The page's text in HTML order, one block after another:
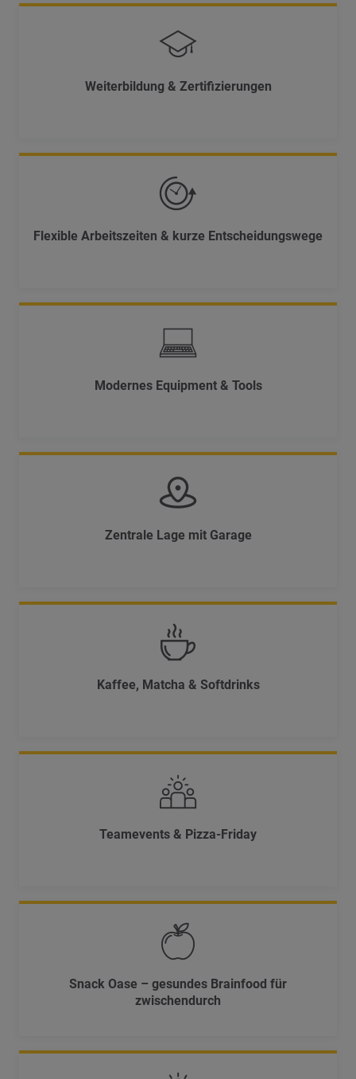
Weiterbildung & Zertifizierungen
Flexible Arbeitszeiten & kurze Entscheidungswege
Modernes Equipment & Tools
Zentrale Lage mit Garage
Kaffee, Matcha & Softdrinks
Teamevents & Pizza-Friday
Snack Oase – gesundes Brainfood für
zwischendurch